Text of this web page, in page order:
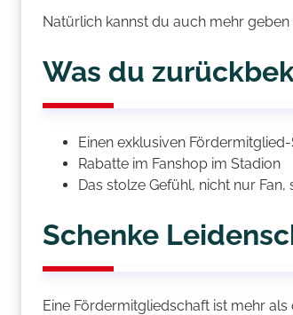
Natürlich kannst du auch mehr geben
Was du
Einen exklusiven
Rabatte im Fanshop im Stadion
Das stolze Gefühl, nicht nur
Schenke
Eine Fördermitgliedschaft ist mehr als